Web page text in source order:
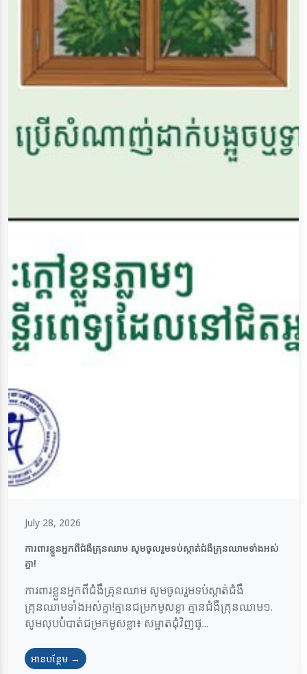
July 28, 2026
ការពារខ្លួនអ្នកពីជំងឺគ្រុនឈាម សូមចូលរួមទប់ស្កាត់ជំងឺគ្រុនឈាមទាំងអស់
គ្នា!
ការពារខ្លួនអ្នកពីជំងឺគ្រុនឈាម សូមចូលរួមទប់ស្កាត់ជំងឺ
គ្រុនឈាមទាំងអស់គ្នា!គ្មានជម្រកមូសខ្លា គ្មានជំងឺគ្រុនឈាម១.
សូមលុបបំបាត់ជម្រកមូសខ្លា៖ សម្អាតជុំវិញផ្...
អានបន្ថែម →